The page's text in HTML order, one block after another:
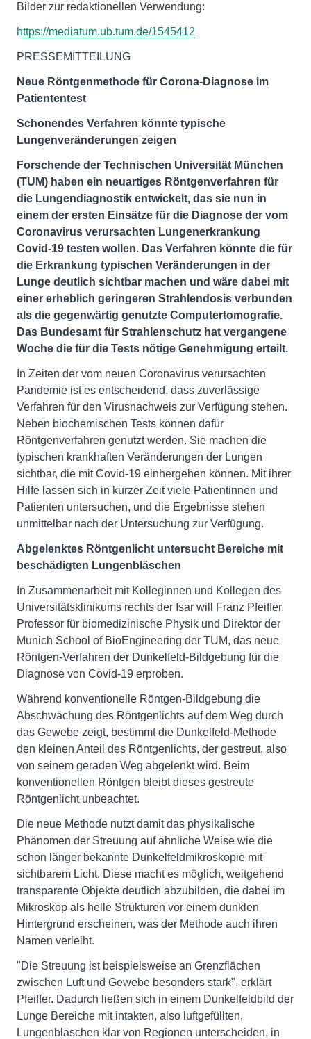
Bilder zur redaktionellen Verwendung:
https://mediatum.ub.tum.de/1545412
PRESSEMITTEILUNG
Neue Röntgenmethode für Corona-Diagnose im
Patiententest
Schonendes Verfahren könnte typische
Lungenveränderungen zeigen
Forschende der Technischen Universität München
(TUM) haben ein neuartiges Röntgenverfahren für
die Lungendiagnostik entwickelt, das sie nun in
einem der ersten Einsätze für die Diagnose der vom
Coronavirus verursachten Lungenerkrankung
Covid-19 testen wollen. Das Verfahren könnte die für
die Erkrankung typischen Veränderungen in der
Lunge deutlich sichtbar machen und wäre dabei mit
einer erheblich geringeren Strahlendosis verbunden
als die gegenwärtig genutzte Computertomografie.
Das Bundesamt für Strahlenschutz hat vergangene
Woche die für die Tests nötige Genehmigung erteilt.
In Zeiten der vom neuen Coronavirus verursachten
Pandemie ist es entscheidend, dass zuverlässige
Verfahren für den Virusnachweis zur Verfügung stehen.
Neben biochemischen Tests können dafür
Röntgenverfahren genutzt werden. Sie machen die
typischen krankhaften Veränderungen der Lungen
sichtbar, die mit Covid-19 einhergehen können. Mit ihrer
Hilfe lassen sich in kurzer Zeit viele Patientinnen und
Patienten untersuchen, und die Ergebnisse stehen
unmittelbar nach der Untersuchung zur Verfügung.
Abgelenktes Röntgenlicht untersucht Bereiche mit
beschädigten Lungenbläschen
In Zusammenarbeit mit Kolleginnen und Kollegen des
Universitätsklinikums rechts der Isar will Franz Pfeiffer,
Professor für biomedizinische Physik und Direktor der
Munich School of BioEngineering der TUM, das neue
Röntgen-Verfahren der Dunkelfeld-Bildgebung für die
Diagnose von Covid-19 erproben.
Während konventionelle Röntgen-Bildgebung die
Abschwächung des Röntgenlichts auf dem Weg durch
das Gewebe zeigt, bestimmt die Dunkelfeld-Methode
den kleinen Anteil des Röntgenlichts, der gestreut, also
von seinem geraden Weg abgelenkt wird. Beim
konventionellen Röntgen bleibt dieses gestreute
Röntgenlicht unbeachtet.
Die neue Methode nutzt damit das physikalische
Phänomen der Streuung auf ähnliche Weise wie die
schon länger bekannte Dunkelfeldmikroskopie mit
sichtbarem Licht. Diese macht es möglich, weitgehend
transparente Objekte deutlich abzubilden, die dabei im
Mikroskop als helle Strukturen vor einem dunklen
Hintergrund erscheinen, was der Methode auch ihren
Namen verleiht.
"Die Streuung ist beispielsweise an Grenzflächen
zwischen Luft und Gewebe besonders stark", erklärt
Pfeiffer. Dadurch ließen sich in einem Dunkelfeldbild der
Lunge Bereiche mit intakten, also luftgefüllten,
Lungenbläschen klar von Regionen unterscheiden, in